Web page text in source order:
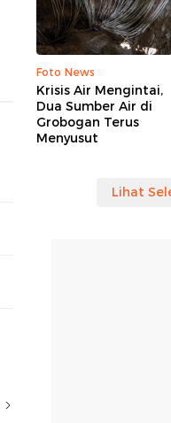
Foto News
Krisis Air Mengintai,
Dua Sumber Air di
Grobogan Terus
Menyusut
Lihat